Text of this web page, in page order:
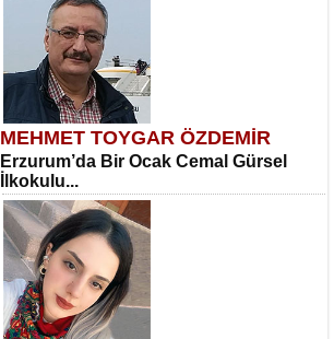
MEHMET TOYGAR ÖZDEMİR
Erzurum’da Bir Ocak Cemal Gürsel
İlkokulu...